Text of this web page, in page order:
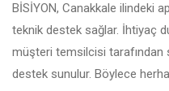
BİSİYON, Canakkale ilindeki
teknik destek sağlar. İhtiyaç
müşteri temsilcisi tarafından
destek sunulur. Böylece